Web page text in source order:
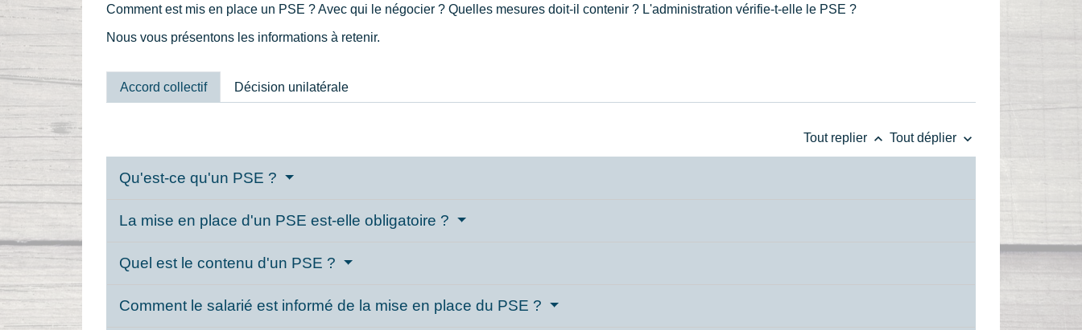
Comment est mis en place un PSE ? Avec qui le négocier ? Quelles mesures doit-il contenir ? L'administration vérifie-t-elle le PSE ?
Nous vous présentons les informations à retenir.
Accord collectif Décision unilatérale
Tout replier keyboard_arrow_up Tout déplier keyboard_arrow_down
Qu'est-ce qu'un PSE ?
La mise en place d'un PSE est-elle obligatoire ?
Quel est le contenu d'un PSE ?
Comment le salarié est informé de la mise en place du PSE ?